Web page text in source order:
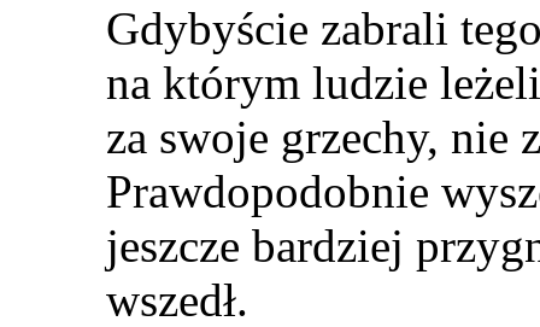
Gdybyście zabrali
na którym ludzie
za swoje grzechy, nie
Prawdopodobnie
jeszcze bardziej
wszedł.